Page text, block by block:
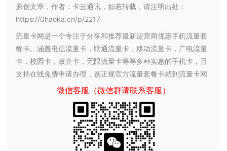
原创文章，作者：卡云通讯，如若转载，请注明出处：
https://0haoka.cn/p/2217
流量卡网是一个专注于分享和推荐最新运营商优惠手机流量套
餐卡。涵盖电信流量卡，联通流量卡，移动流量卡，广电流量
卡，校园卡，政企卡，无限流量卡等等多种实惠的手机卡，且
支持在线免费申请办理，选正规官方流量套餐卡就到流量卡网
微信客服（微信群请联系客服）